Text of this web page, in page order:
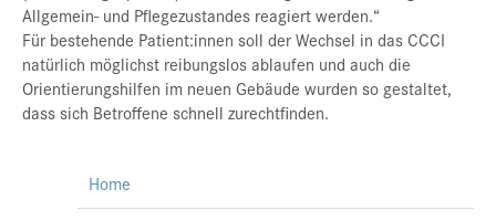
Allgemein- und Pflegezustandes reagiert werden.“
Für bestehende Patient:innen soll der Wechsel in das CCCI
natürlich möglichst reibungslos ablaufen und auch die
Orientierungshilfen im neuen Gebäude wurden so gestaltet,
dass sich Betroffene schnell zurechtfinden.
Home